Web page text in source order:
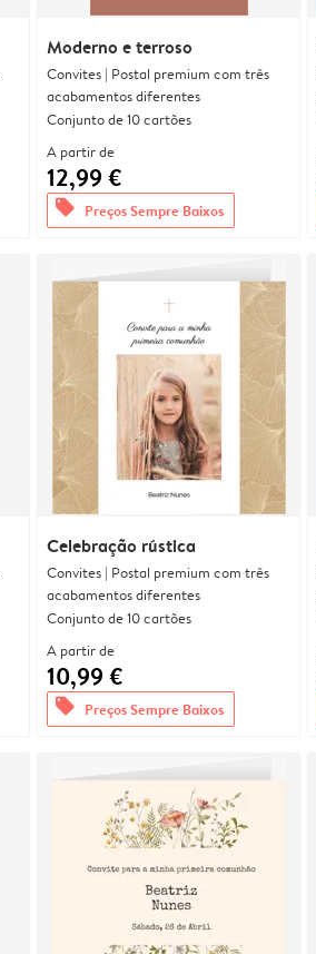
Moderno e terroso
Convites | Postal premium com três
acabamentos diferentes
Conjunto de 10 cartões
A partir de
12,99 €
offers Preços Sempre Baixos
Celebração rústica
Convites | Postal premium com três
acabamentos diferentes
Conjunto de 10 cartões
A partir de
10,99 €
offers Preços Sempre Baixos